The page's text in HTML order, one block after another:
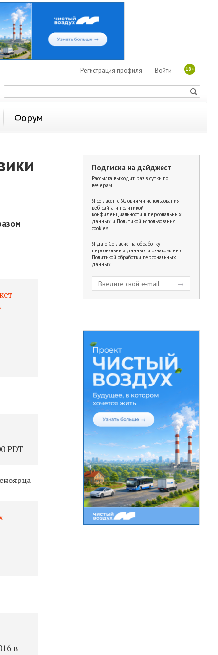
18+
Войти
Регистрация профиля
Форум
PDT
в
Подписка на дайджест
Рассылка выходит раз в сутки по
вечерам.
Я согласен с Условиями использования
веб-сайта и политикой
конфиденциальности и персональных
данных и Политикой использования
cookies
Я даю Согласие на обработку
персональных данных и ознакомлен с
Политикой обработки персональных
данных